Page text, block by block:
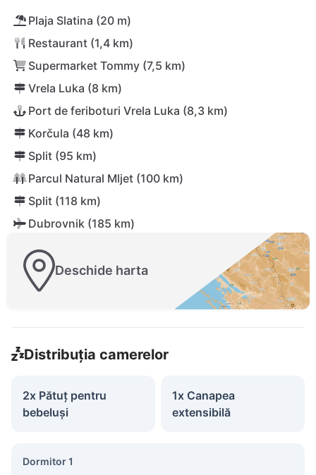
Plaja Slatina (20 m)
Restaurant (1,4 km)
Supermarket Tommy (7,5 km)
Vrela Luka (8 km)
Port de feriboturi Vrela Luka (8,3 km)
Korčula (48 km)
Split (95 km)
Parcul Natural Mljet (100 km)
Split (118 km)
Dubrovnik (185 km)
Deschide harta
Distribuția camerelor
2x Pătuț pentru
bebeluși
1x Canapea
extensibilă
Dormitor 1